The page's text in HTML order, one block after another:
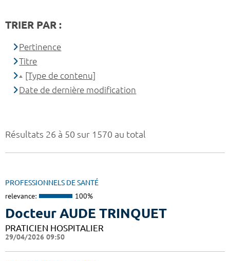
Résultats 26 à 50 sur 1570 au total
PROFESSIONNELS DE SANTÉ
relevance: 100%
Docteur AUDE TRINQUET
PRATICIEN HOSPITALIER
29/04/2026 09:50
TRIER PAR :
Pertinence
Titre
[Type de contenu]
Date de dernière modification